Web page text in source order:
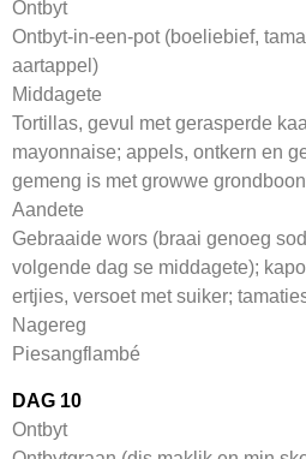
Ontbyt
Ontbyt-in-een-pot (boeliebief,
aartappel)
Middagete
Tortillas, gevul met gerasperde
mayonnaise; appels, ontkern en
gemeng is met growwe
Aandete
Gebraaide wors (braai genoeg
volgende dag se middagete);
ertjies, versoet met suiker;
Nagereg
Piesangflambé
DAG 10
Ontbyt